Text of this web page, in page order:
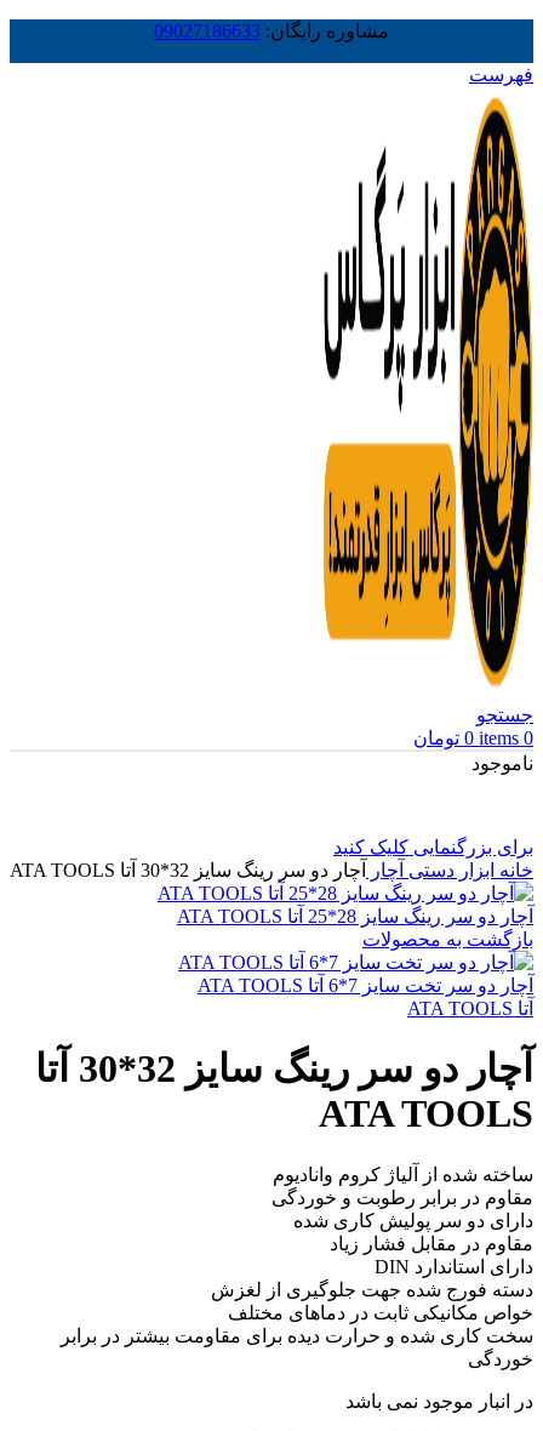
مشاوره رایگان: 09027186633
فهرست
جستجو
0
items
0 تومان
ناموجود
برای بزرگنمایی کلیک کنید
خانه ابزار دستی آچار آچار دو سر رینگ سایز 32*30 آتا ATA TOOLS
آچار دو سر رینگ سایز 28*25 آتا ATA TOOLS
بازگشت به محصولات
آچار دو سر تخت سایز 7*6 آتا ATA TOOLS
آتا ATA TOOLS
آچار دو سر رینگ سایز 32*30 آتا
ATA TOOLS
ساخته شده از آلیاژ کروم وانادیوم
مقاوم در برابر رطوبت و خوردگی
دارای دو سر پولیش کاری شده
مقاوم در مقابل فشار زیاد
دارای استاندارد DIN
دسته فورج شده جهت جلوگیری از لغزش
خواص مکانیکی ثابت در دماهای مختلف
سخت کاری شده و حرارت دیده برای مقاومت بیشتر در برابر
خوردگی
در انبار موجود نمی باشد